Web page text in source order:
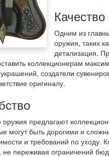
Одним из
оружия, таких
детализация.
коллекционерам
создатели
оригиналу.
предлагают
могут быть дорогими и
и требований по уходу.
не переживая ограничений